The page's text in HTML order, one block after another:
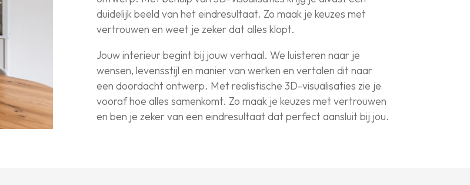
duidelijk beeld van het eindresultaat. Zo maak je keuzes met
vertrouwen en weet je zeker dat alles klopt.
Jouw interieur begint bij jouw verhaal. We luisteren naar je
wensen, levensstijl en manier van werken en vertalen dit naar
een doordacht ontwerp. Met realistische 3D-visualisaties zie je
vooraf hoe alles samenkomt. Zo maak je keuzes met vertrouwen
en ben je zeker van een eindresultaat dat perfect aansluit bij jou.